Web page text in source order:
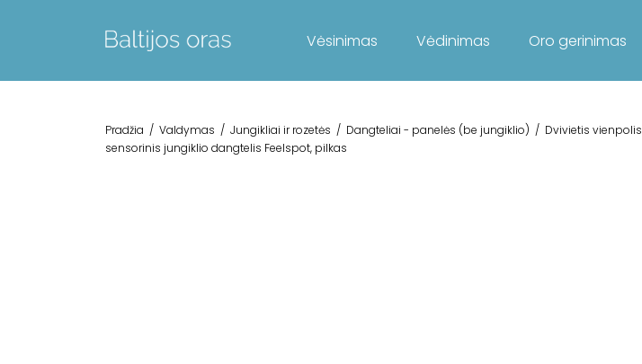
Vėsinimas Vėdinimas Oro gerinimas
Pradžia / Valdymas / Jungikliai ir rozetės / Dangteliai - panelės (be jungiklio) / Dvivietis vienpolis
sensorinis jungiklio dangtelis Feelspot, pilkas